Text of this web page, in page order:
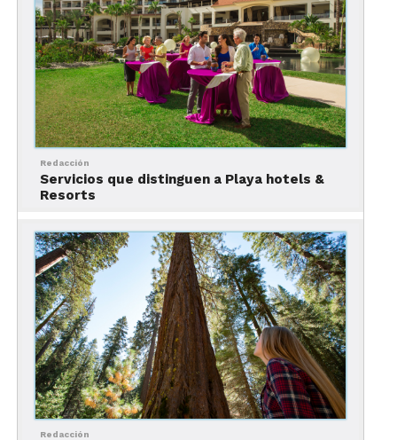
Redacción
Servicios que distinguen a Playa hotels &
Resorts
Redacción